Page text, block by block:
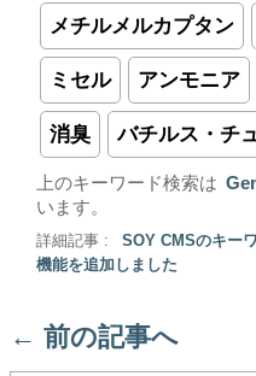
メチルメルカプタン
ミセル アンモニア
消臭 バチルス・チ
上のキーワード検索は
います。
詳細記事 :
SOY CMSのキー
機能を追加しました
← 前の記事へ